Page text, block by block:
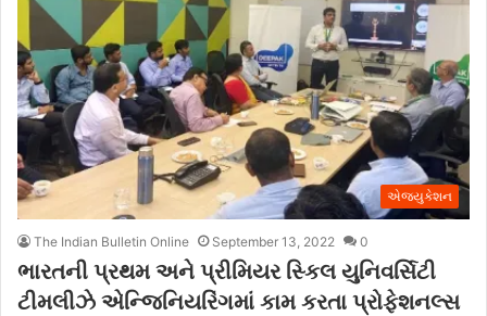
એજ્યુકેશન
The Indian Bulletin Online September 13, 2022 0
ભારતની પ્રથમ અને પ્રીમિયર સ્કિલ યુનિવર્સિટી
ટીમલીઝે એન્જિનિયરિંગમાં કામ કરતા પ્રોફેશનલ્સ